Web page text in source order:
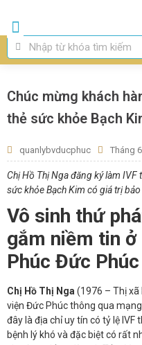
Chúc mừng khách
thẻ sức khỏe Bạch
quanlybvducphuc Tháng
Chị Hồ Thị Nga đăng ký làm
sức khỏe Bạch Kim có giá trị
Vô sinh thứ
gắm niềm tin
Phúc Đức Phúc
Chị Hồ Thị Nga (1976 – Thị xã
viện Đức Phúc thông qua
đây là địa chỉ uy tín có tỷ lệ IVF
bệnh lý khó và đặc biệt có rất